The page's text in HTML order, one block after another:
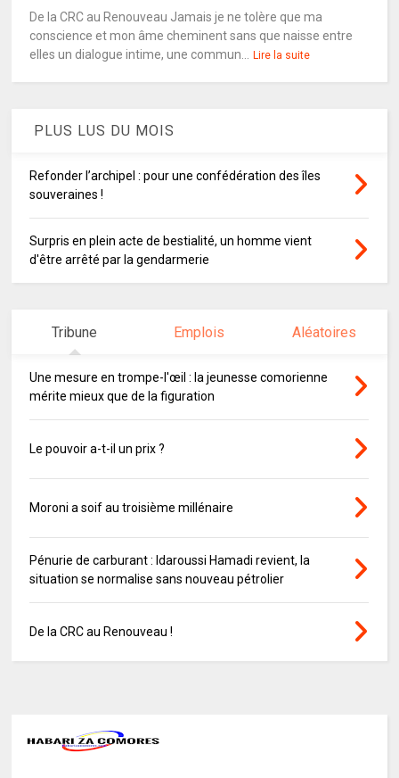
De la CRC au Renouveau Jamais je ne tolère que ma
conscience et mon âme cheminent sans que naisse entre
elles un dialogue intime, une commun...
Lire la suite
PLUS LUS DU MOIS
Refonder l’archipel : pour une confédération des îles
souveraines !
Surpris en plein acte de bestialité, un homme vient
d'être arrêté par la gendarmerie
Tribune Emplois Aléatoires
Une mesure en trompe-l'œil : la jeunesse comorienne
mérite mieux que de la figuration
Le pouvoir a-t-il un prix ?
Moroni a soif au troisième millénaire
Pénurie de carburant : Idaroussi Hamadi revient, la
situation se normalise sans nouveau pétrolier
De la CRC au Renouveau !